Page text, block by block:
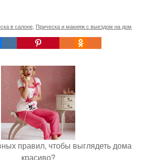
в салоне Прическа и макияж с выездом на дом
правил, чтобы выглядеть дома
красиво?